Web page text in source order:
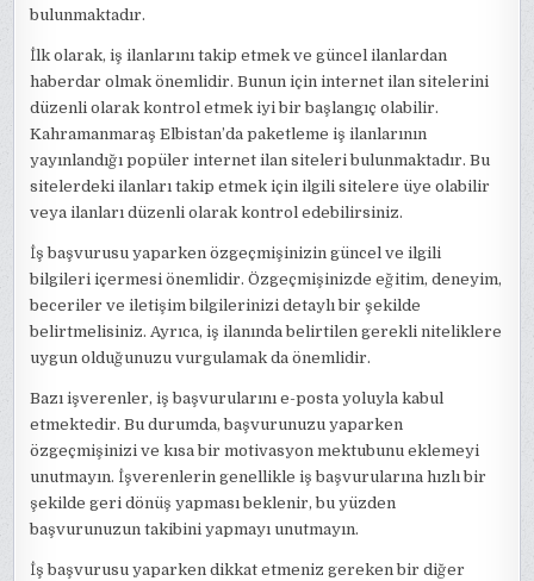
bulunmaktadır.
İlk olarak, iş ilanlarını takip etmek ve güncel ilanlardan
haberdar olmak önemlidir. Bunun için internet ilan sitelerini
düzenli olarak kontrol etmek iyi bir başlangıç olabilir.
Kahramanmaraş Elbistan’da paketleme iş ilanlarının
yayınlandığı popüler internet ilan siteleri bulunmaktadır. Bu
sitelerdeki ilanları takip etmek için ilgili sitelere üye olabilir
veya ilanları düzenli olarak kontrol edebilirsiniz.
İş başvurusu yaparken özgeçmişinizin güncel ve ilgili
bilgileri içermesi önemlidir. Özgeçmişinizde eğitim, deneyim,
beceriler ve iletişim bilgilerinizi detaylı bir şekilde
belirtmelisiniz. Ayrıca, iş ilanında belirtilen gerekli niteliklere
uygun olduğunuzu vurgulamak da önemlidir.
Bazı işverenler, iş başvurularını e-posta yoluyla kabul
etmektedir. Bu durumda, başvurunuzu yaparken
özgeçmişinizi ve kısa bir motivasyon mektubunu eklemeyi
unutmayın. İşverenlerin genellikle iş başvurularına hızlı bir
şekilde geri dönüş yapması beklenir, bu yüzden
başvurunuzun takibini yapmayı unutmayın.
İş başvurusu yaparken dikkat etmeniz gereken bir diğer